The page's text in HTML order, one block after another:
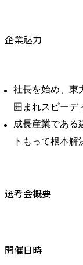
企業魅力
社長を始め、東
囲まれスピーデ
成長産業である
トもって根本解
選考会概要
開催日時